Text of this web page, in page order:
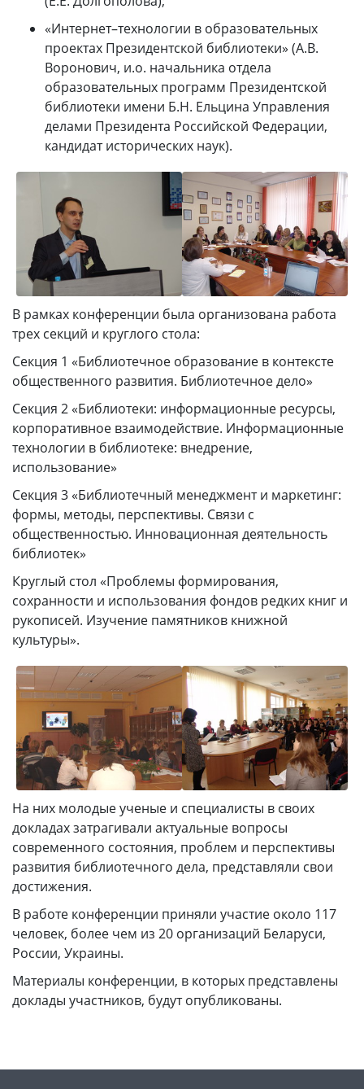
«Интернет–технологии в образовательных
проектах Президентской библиотеки» (А.В.
Воронович, и.о. начальника отдела
образовательных программ Президентской
библиотеки имени Б.Н. Ельцина Управления
делами Президента Российской Федерации,
кандидат исторических наук).
В рамках конференции была организована работа
трех секций и круглого стола:
Секция 1 «Библиотечное образование в контексте
общественного развития. Библиотечное дело»
Секция 2 «Библиотеки: информационные ресурсы,
корпоративное взаимодействие. Информационные
технологии в библиотеке: внедрение,
использование»
Секция 3 «Библиотечный менеджмент и маркетинг:
формы, методы, перспективы. Связи с
общественностью. Инновационная деятельность
библиотек»
Круглый стол «Проблемы формирования,
сохранности и использования фондов редких книг и
рукописей. Изучение памятников книжной
культуры».
На них молодые ученые и специалисты в своих
докладах затрагивали актуальные вопросы
современного состояния, проблем и перспективы
развития библиотечного дела, представляли свои
достижения.
В работе конференции приняли участие около 117
человек, более чем из 20 организаций Беларуси,
России, Украины.
Материалы конференции, в которых представлены
доклады участников, будут опубликованы.